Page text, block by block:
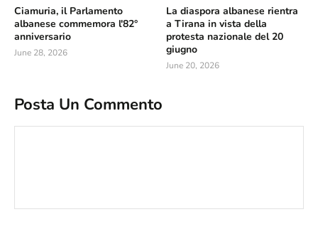
Ciamuria, il Parlamento
albanese commemora l'82°
anniversario
June 28, 2026
La diaspora albanese rientra
a Tirana in vista della
protesta nazionale del 20
giugno
June 20, 2026
Posta Un Commento